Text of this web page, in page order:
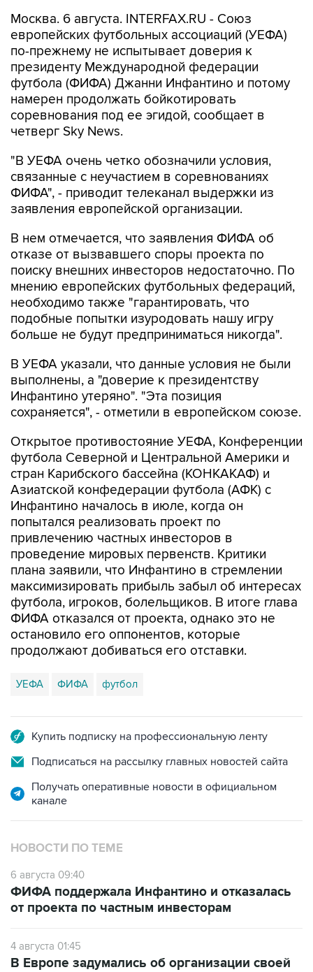
Москва. 6 августа. INTERFAX.RU - Союз
европейских футбольных ассоциаций (УЕФА)
по-прежнему не испытывает доверия к
президенту Международной федерации
футбола (ФИФА) Джанни Инфантино и потому
намерен продолжать бойкотировать
соревнования под ее эгидой, сообщает в
четверг Sky News.
"В УЕФА очень четко обозначили условия,
связанные с неучастием в соревнованиях
ФИФА", - приводит телеканал выдержки из
заявления европейской организации.
В нем отмечается, что заявления ФИФА об
отказе от вызвавшего споры проекта по
поиску внешних инвесторов недостаточно. По
мнению европейских футбольных федераций,
необходимо также "гарантировать, что
подобные попытки изуродовать нашу игру
больше не будут предприниматься никогда".
В УЕФА указали, что данные условия не были
выполнены, а "доверие к президентству
Инфантино утеряно". "Эта позиция
сохраняется", - отметили в европейском союзе.
Открытое противостояние УЕФА, Конференции
футбола Северной и Центральной Америки и
стран Карибского бассейна (КОНКАКАФ) и
Азиатской конфедерации футбола (АФК) с
Инфантино началось в июле, когда он
попытался реализовать проект по
привлечению частных инвесторов в
проведение мировых первенств. Критики
плана заявили, что Инфантино в стремлении
максимизировать прибыль забыл об интересах
футбола, игроков, болельщиков. В итоге глава
ФИФА отказался от проекта, однако это не
остановило его оппонентов, которые
продолжают добиваться его отставки.
УЕФА ФИФА футбол
Купить подписку на профессиональную ленту
Подписаться на рассылку главных новостей сайта
Получать оперативные новости в официальном
канале
НОВОСТИ ПО ТЕМЕ
6 августа 09:40
ФИФА поддержала Инфантино и отказалась
от проекта по частным инвесторам
4 августа 01:45
В Европе задумались об организации своей